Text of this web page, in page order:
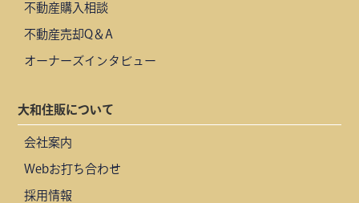
不動産購入相談
不動産売却Q＆A
オーナーズインタビュー
大和住販について
会社案内
Webお打ち合わせ
採用情報